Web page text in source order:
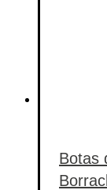
Botas